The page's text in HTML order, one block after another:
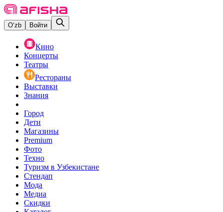
O‘zb Войти
Кино
Концерты
Театры
Рестораны
Выставки
Знания
Город
Дети
Магазины
Premium
Фото
Техно
Туризм в Узбекистане
Стендап
Мода
Медиа
Скидки